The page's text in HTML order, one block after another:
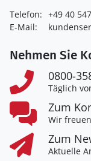
Telefon: +49 40
E-Mail:
Nehmen Sie
0800-
Täglich
Zum
Wir
Zum
Aktuelle